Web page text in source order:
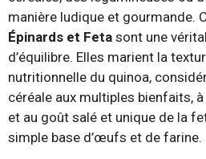
manière ludique et gourmande.
Épinards et Feta sont une
d’équilibre. Elles marient la
nutritionnelle du quinoa,
céréale aux multiples bienfaits,
et au goût salé et unique de la
simple base d’œufs et de farine.